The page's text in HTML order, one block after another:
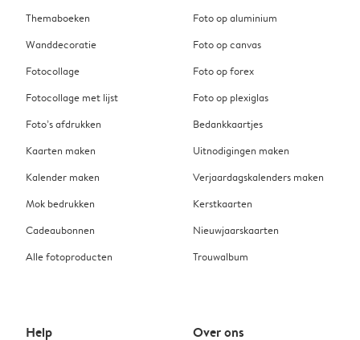
Themaboeken
Wanddecoratie
Fotocollage
Fotocollage met lijst
Foto’s afdrukken
Kaarten maken
Kalender maken
Mok bedrukken
Cadeaubonnen
Alle fotoproducten
Foto op aluminium
Foto op canvas
Foto op forex
Foto op plexiglas
Bedankkaartjes
Uitnodigingen maken
Verjaardagskalenders maken
Kerstkaarten
Nieuwjaarskaarten
Trouwalbum
Help Over ons